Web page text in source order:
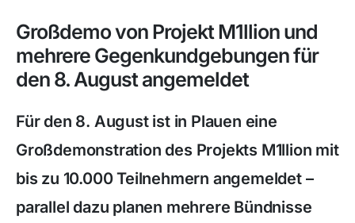
Großdemo von Projekt M1llion und
mehrere Gegenkundgebungen für
den 8. August angemeldet
Für den 8. August ist in Plauen eine
Großdemonstration des Projekts M1llion mit
bis zu 10.000 Teilnehmern angemeldet –
parallel dazu planen mehrere Bündnisse